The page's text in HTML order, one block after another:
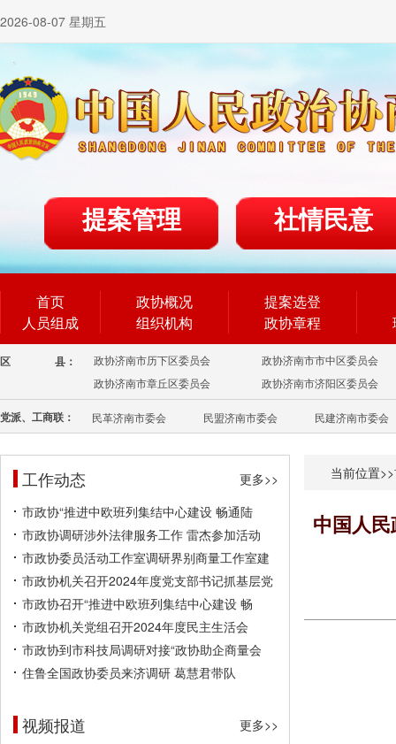
2026-08-07 星期五
提案管理 社情民意
首页
人员组成
政协概况
组织机构
提案选登
政协章程
区 县： 政协济南市历下区委员会
政协济南市市中区委员会
政协济南市章丘区委员会
政协济南市济阳区委员会
党派、工商联： 民革济南市委会 民盟济南市委会 民建济南市委会
工作动态
更多>>
市政协“推进中欧班列集结中心建设 畅通陆
市政协调研涉外法律服务工作 雷杰参加活动
市政协委员活动工作室调研界别商量工作室建
市政协机关召开2024年度党支部书记抓基层党
市政协召开“推进中欧班列集结中心建设 畅
市政协机关党组召开2024年度民主生活会
市政协到市科技局调研对接“政协助企商量会
住鲁全国政协委员来济调研 葛慧君带队
视频报道 更多>>
当前位置>>
中国人